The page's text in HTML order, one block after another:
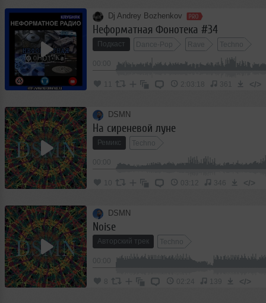
Dj Andrey Bozhenkov
Неформатная Фонотека #34
Подкаст Dance-Pop Rave Techno
2:03:18 361 </>
DSMN
На сиреневой луне
Ремикс Techno
03:12 346 </>
DSMN
Noise
Авторский трек Techno
02:24 139 </>